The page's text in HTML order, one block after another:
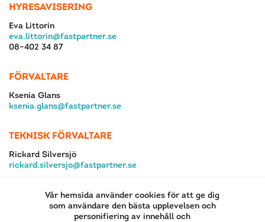
HYRESAVISERING
Eva Littorin
eva.littorin@fastpartner.se
08–402 34 87
FÖRVALTARE
Ksenia Glans
ksenia.glans@fastpartner.se
TEKNISK FÖRVALTARE
Rickard Silversjö
rickard.silversjo@fastpartner.se
Vår hemsida använder cookies för att ge dig
som användare den bästa upplevelsen och
personifiering av innehåll och